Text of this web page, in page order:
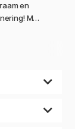
en
Met
op stof
Wij